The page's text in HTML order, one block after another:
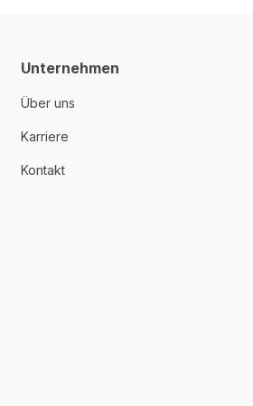
Unternehmen
Über uns
Karriere
Kontakt